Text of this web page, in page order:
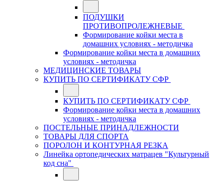
ПОДУШКИ
ПРОТИВОПРОЛЕЖНЕВЫЕ
Формирование койки места в
домашних условиях - методичка
Формирование койки места в домашних
условиях - методичка
МЕДИЦИНСКИЕ ТОВАРЫ
КУПИТЬ ПО СЕРТИФИКАТУ СФР
КУПИТЬ ПО СЕРТИФИКАТУ СФР
Формирование койки места в домашних
условиях - методичка
ПОСТЕЛЬНЫЕ ПРИНАДЛЕЖНОСТИ
ТОВАРЫ ДЛЯ СПОРТА
ПОРОЛОН И КОНТУРНАЯ РЕЗКА
Линейка ортопедических матрацев "Культурный
код сна"